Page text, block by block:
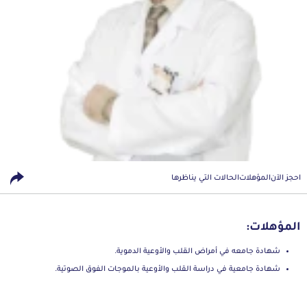
احجز الآنالمؤهلاتالحالات التي يناظرها
المؤهلات:
شهادة جامعه في أمراض القلب والأوعية الدموية.
شهادة جامعية في دراسة القلب والأوعية بالموجات الفوق الصوتية.